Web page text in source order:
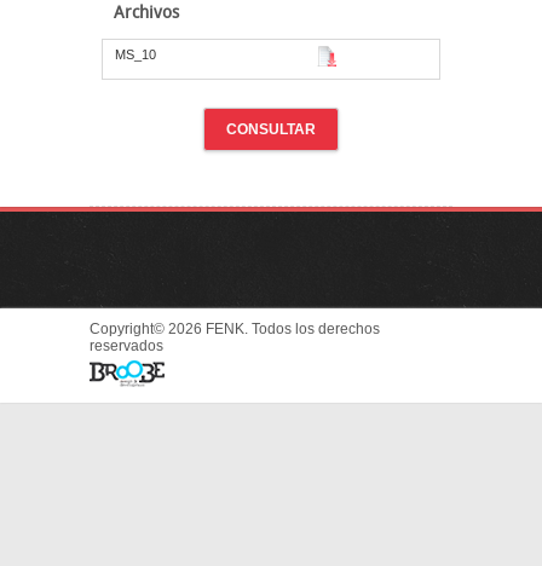
Archivos
MS_10
CONSULTAR
Copyright© 2026 FENK. Todos los derechos
reservados